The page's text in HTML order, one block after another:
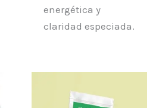
energética y
claridad especiada.